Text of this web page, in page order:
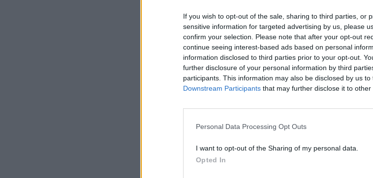
If you wish to opt-out of the sale, sharing to third parties, or
sensitive information for targeted advertising by us, please
confirm your selection. Please note that after your opt-out
continue seeing interest-based ads based on personal
information disclosed to third parties prior to your opt-out.
further disclosure of your personal information by third
participants. This information may also be disclosed by us
Downstream Participants that may further disclose it to other
Personal Data Processing Opt Outs
I want to opt-out of the Sharing of my personal data.
Opted In